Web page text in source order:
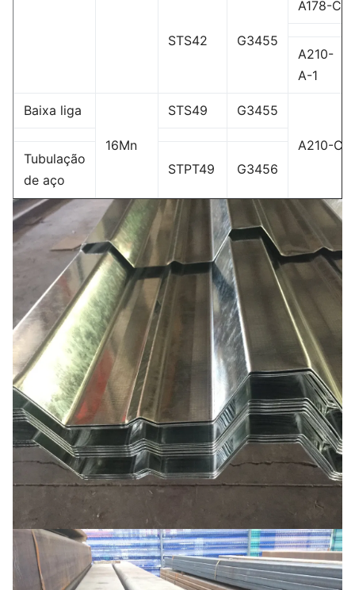
STS42 G3455
A178-C
A210-
A-1
Baixa liga
16Mn
STS49 G3455
A210-C
Tubulação
de aço
STPT49 G3456